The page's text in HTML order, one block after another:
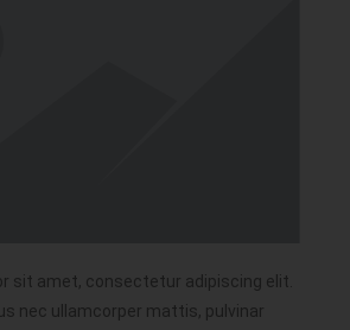
sit amet, consectetur adipiscing elit.
nec ullamcorper mattis, pulvinar